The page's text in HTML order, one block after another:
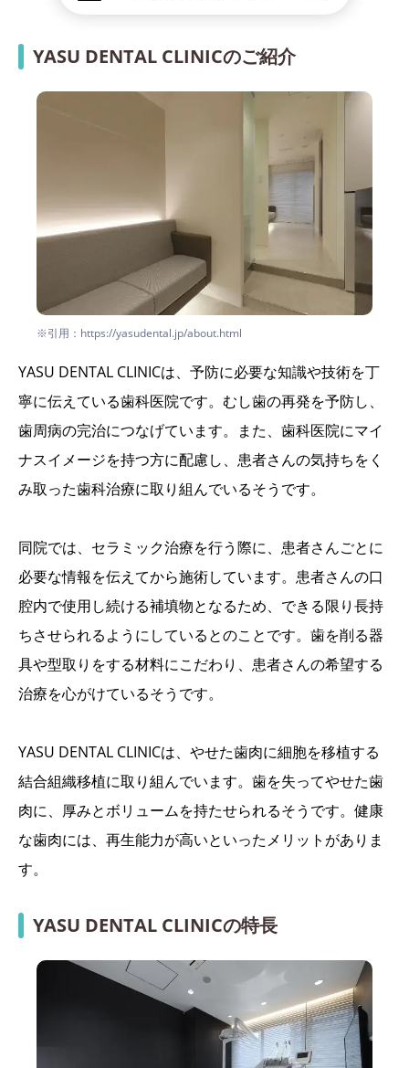
YASU DENTAL CLINICのご紹介
※引用：https://yasudental.jp/about.html
YASU DENTAL CLINICは、予防に必要な知識や技術を丁
寧に伝えている歯科医院です。むし歯の再発を予防し、
歯周病の完治につなげています。また、歯科医院にマイ
ナスイメージを持つ方に配慮し、患者さんの気持ちをく
み取った歯科治療に取り組んでいるそうです。
同院では、セラミック治療を行う際に、患者さんごとに
必要な情報を伝えてから施術しています。患者さんの口
腔内で使用し続ける補填物となるため、できる限り長持
ちさせられるようにしているとのことです。歯を削る器
具や型取りをする材料にこだわり、患者さんの希望する
治療を心がけているそうです。
YASU DENTAL CLINICは、やせた歯肉に細胞を移植する
結合組織移植に取り組んでいます。歯を失ってやせた歯
肉に、厚みとボリュームを持たせられるそうです。健康
な歯肉には、再生能力が高いといったメリットがありま
す。
YASU DENTAL CLINICの特長